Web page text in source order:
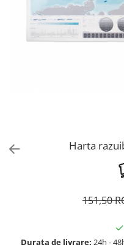
Huse troler
Business Travel
Harta
151,50
Durata de livrare: 24h -